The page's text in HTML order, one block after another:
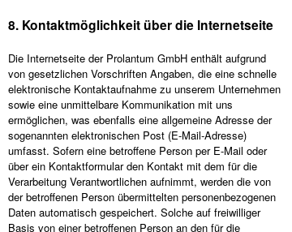
8. Kontaktmöglichkeit über die Internetseite
Die Internetseite der Prolantum GmbH enthält aufgrund
von gesetzlichen Vorschriften Angaben, die eine schnelle
elektronische Kontaktaufnahme zu unserem Unternehmen
sowie eine unmittelbare Kommunikation mit uns
ermöglichen, was ebenfalls eine allgemeine Adresse der
sogenannten elektronischen Post (E-Mail-Adresse)
umfasst. Sofern eine betroffene Person per E-Mail oder
über ein Kontaktformular den Kontakt mit dem für die
Verarbeitung Verantwortlichen aufnimmt, werden die von
der betroffenen Person übermittelten personenbezogenen
Daten automatisch gespeichert. Solche auf freiwilliger
Basis von einer betroffenen Person an den für die